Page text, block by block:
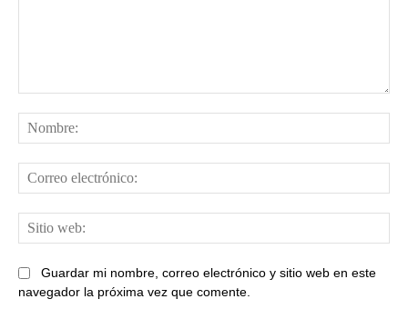
Guardar mi nombre, correo electrónico y sitio web en este
navegador la próxima vez que comente.